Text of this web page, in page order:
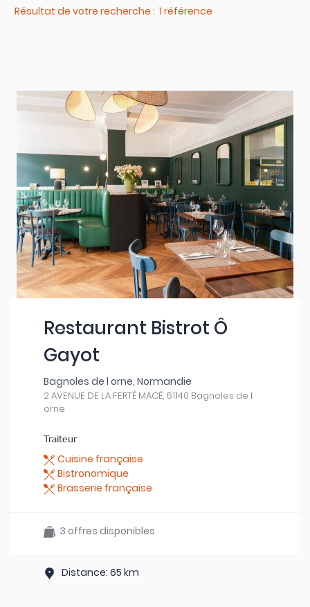
Résultat de votre recherche : 1 référence
Restaurant Bistrot Ô
Gayot
Bagnoles de l orne, Normandie
2 AVENUE DE LA FERTÉ MACÉ, 61140 Bagnoles de l
orne
Traiteur
Cuisine française
Bistronomique
Brasserie française
3 offres disponibles
Distance: 65 km